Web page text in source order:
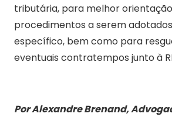
tributária, para melhor
procedimentos a serem
específico, bem como para
eventuais contratempos junto à
Por Alexandre Brenand,